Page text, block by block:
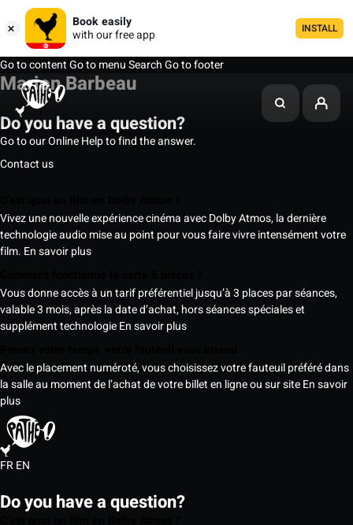
Book easily
with our free app
INSTALL
Go to contentGo to menuSearchGo to footer
Marion Barbeau
Do you have a question?
Go to our Online Help to find the answer.
Contact us
Vivez une nouvelle expérience cinéma avec Dolby Atmos, la dernière
technologie audio mise au point pour vous faire vivre intensément votre
film. En savoir plus
Vous donne accès à un tarif préférentiel jusqu’à 3 places par séances,
valable 3 mois, après la date d’achat, hors séances spéciales et
supplément technologieEn savoir plus
Avec le placement numéroté, vous choisissez votre fauteuil préféré dans
la salle au moment de l’achat de votre billet en ligne ou sur siteEn savoir
plus
FREN
Do you have a question?